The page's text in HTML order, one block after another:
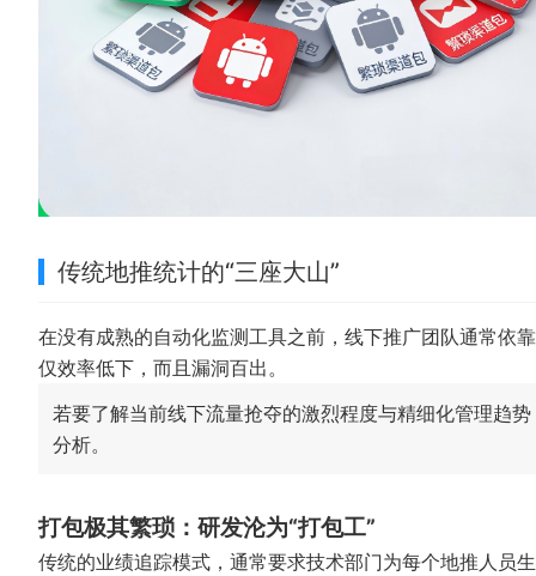
传统地推统计的“三座大山”
在没有成熟的自动化监测工具之前，线下推广团队通常依
仅效率低下，而且漏洞百出。
若要了解当前线下流量抢夺的激烈程度与精细化管理趋
分析。
打包极其繁琐：研发沦为“打包工”
传统的业绩追踪模式，通常要求技术部门为每个地推人员